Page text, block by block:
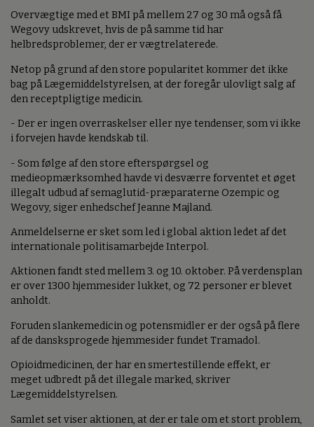
Overvægtige med et BMI på mellem 27 og 30 må også få
Wegovy udskrevet, hvis de på samme tid har
helbredsproblemer, der er vægtrelaterede.
Netop på grund af den store popularitet kommer det ikke
bag på Lægemiddelstyrelsen, at der foregår ulovligt salg af
den receptpligtige medicin.
- Der er ingen overraskelser eller nye tendenser, som vi ikke
i forvejen havde kendskab til.
- Som følge af den store efterspørgsel og
medieopmærksomhed havde vi desværre forventet et øget
illegalt udbud af semaglutid-præparaterne Ozempic og
Wegovy, siger enhedschef Jeanne Majland.
Anmeldelserne er sket som led i global aktion ledet af det
internationale politisamarbejde Interpol.
Aktionen fandt sted mellem 3. og 10. oktober. På verdensplan
er over 1300 hjemmesider lukket, og 72 personer er blevet
anholdt.
Foruden slankemedicin og potensmidler er der også på flere
af de dansksprogede hjemmesider fundet Tramadol.
Opioidmedicinen, der har en smertestillende effekt, er
meget udbredt på det illegale marked, skriver
Lægemiddelstyrelsen.
Samlet set viser aktionen, at der er tale om et stort problem,